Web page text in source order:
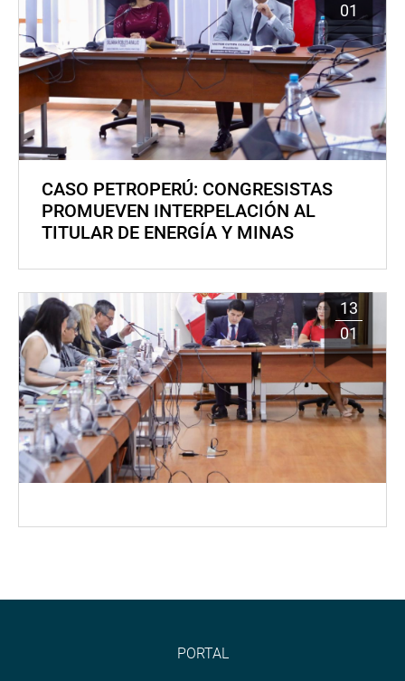
01
CASO PETROPERÚ: CONGRESISTAS
PROMUEVEN INTERPELACIÓN AL
TITULAR DE ENERGÍA Y MINAS
13
01
PORTAL